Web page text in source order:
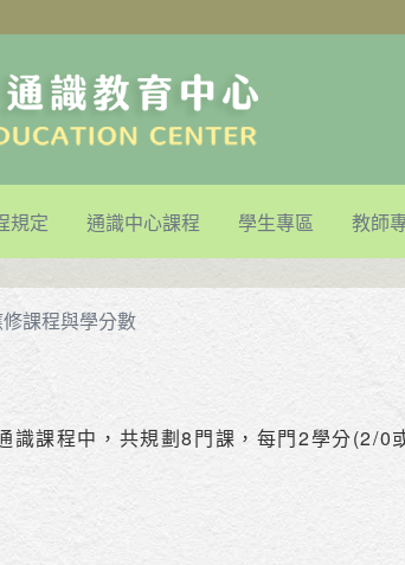
規定 通識中心課程 學生專區 教師
課程與學分數
識課程中，共規劃8門課，每門2學分(2/